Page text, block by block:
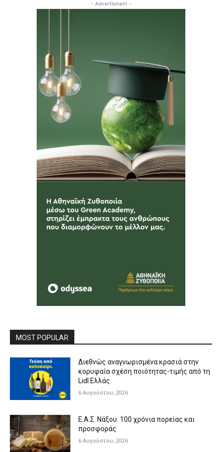
- Advertisment -
MOST POPULAR
Διεθνώς αναγνωρισμένα κρασιά στην
κορυφαία σχέση ποιότητας-τιμής από τη
Lidl Ελλάς
6 Αυγούστου, 2026
Ε.Α.Σ. Νάξου: 100 χρόνια πορείας και
προσφοράς
6 Αυγούστου, 2026